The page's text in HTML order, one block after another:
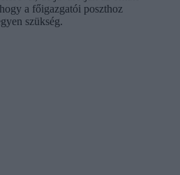
a főigazgatói poszthoz
szükség.